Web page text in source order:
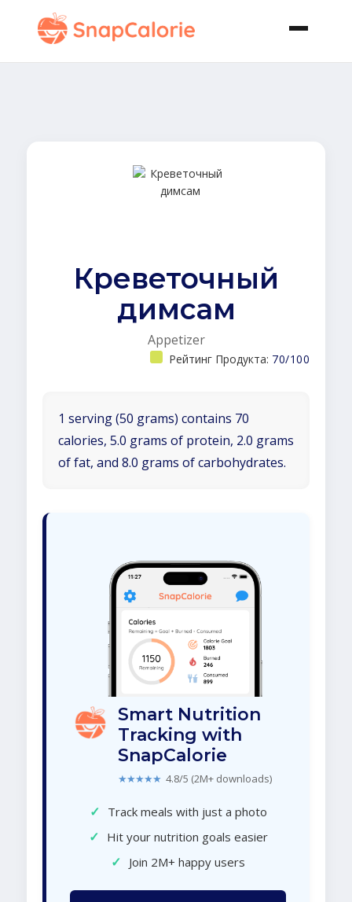
Креветочный
димсам
Appetizer
Рейтинг Продукта: 70/100
1 serving (50 grams) contains 70
calories, 5.0 grams of protein, 2.0 grams
of fat, and 8.0 grams of carbohydrates.
Smart Nutrition
Tracking with
SnapCalorie
★★★★★ 4.8/5 (2M+ downloads)
✓ Track meals with just a photo
✓ Hit your nutrition goals easier
✓ Join 2M+ happy users